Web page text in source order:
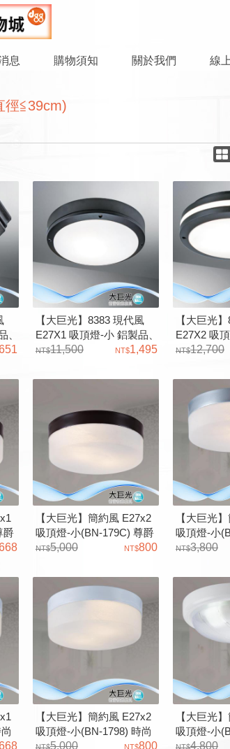
息 購物須知 關於我們 線
徑≦39cm)
、
【大巨光】8383 現代風
E27X1 吸頂燈-小 鋁製品、
砂黑烤漆 奶白壓克力燈罩
11,500 1,495
【大巨光
E27X2 吸
砂黑烤漆
12,700
爵
【大巨光】簡約風 E27x2
吸頂燈-小(BN-179C) 尊爵
黑、鋼材、雲彩玻璃
5,000 800
【大巨光
吸頂燈-小
銀、鋼材
3,800
【大巨光】簡約風 E27x2
吸頂燈-小(BN-1798) 時尚
白、鋼材、雲彩玻璃
5,000 800
【大巨光
吸頂燈-小
品 4,800